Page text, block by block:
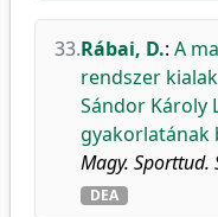
33.Rábai, D.: A
rendszer
Sándor Károly
gyakorlatának
Magy. Sporttud.
DEA